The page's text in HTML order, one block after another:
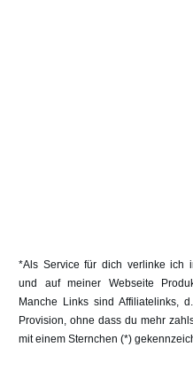
*Als Service für dich verlinke ich
und auf meiner Webseite
Manche Links sind Affiliatelinks,
Provision, ohne dass du mehr
mit einem Sternchen (*)